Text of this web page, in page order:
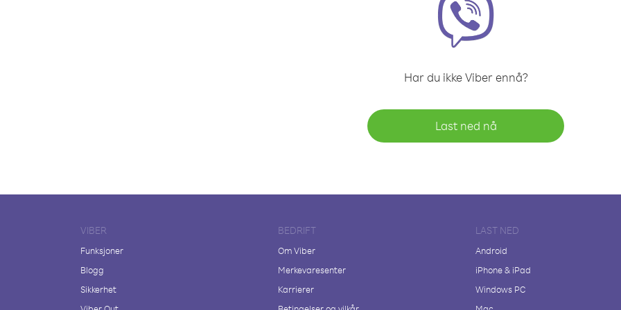
Har du ikke Viber ennå?
Last ned nå
VIBER
Funksjoner
Blogg
Sikkerhet
BEDRIFT
Om Viber
Merkevaresenter
Karrierer
LAST NED
Android
iPhone & iPad
Windows PC